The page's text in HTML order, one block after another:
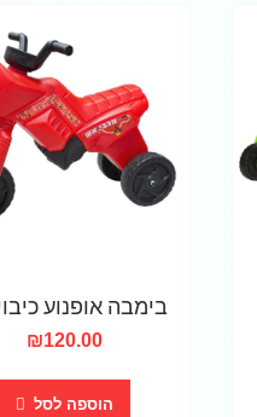
בימבה אופנוע
₪120.00
הוספה לסל